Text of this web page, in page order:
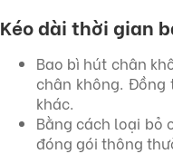
Kéo dài thời gian
Bao bì hút chân
chân không.
khác.
Bằng cách loại bỏ
đóng gói thông